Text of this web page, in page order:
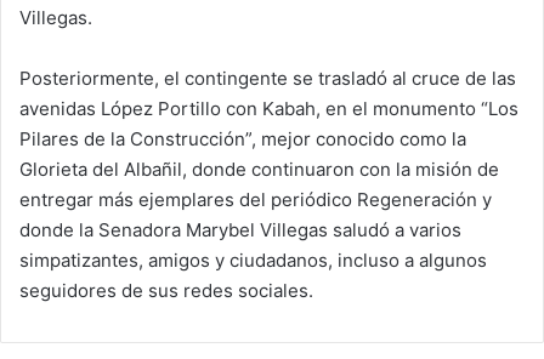
Villegas.
Posteriormente, el contingente se trasladó al cruce de las
avenidas López Portillo con Kabah, en el monumento “Los
Pilares de la Construcción”, mejor conocido como la
Glorieta del Albañil, donde continuaron con la misión de
entregar más ejemplares del periódico Regeneración y
donde la Senadora Marybel Villegas saludó a varios
simpatizantes, amigos y ciudadanos, incluso a algunos
seguidores de sus redes sociales.